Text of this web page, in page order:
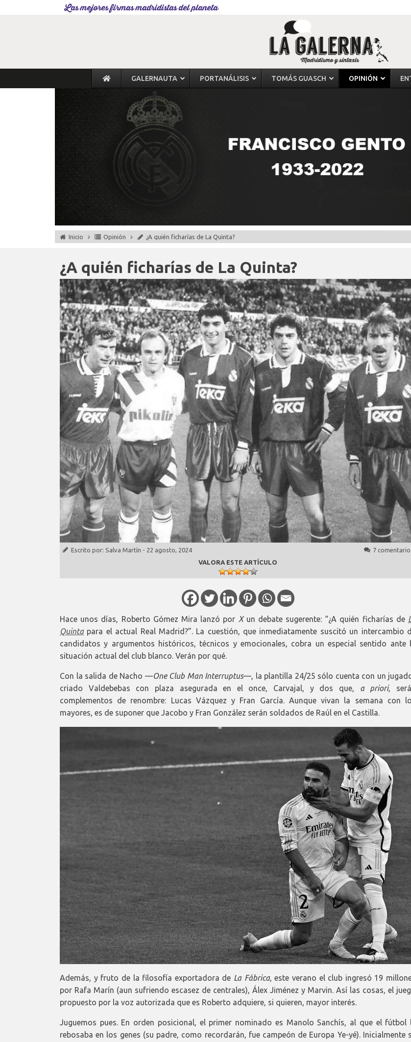
Las mejores firmas madridistas del planeta
GALERNAUTA PORTANÁLISIS TOMÁS GUASCH OPINIÓN
Inicio Opinión ¿A quién ficharías de La Quinta?
¿A quién ficharías de La Quinta?
Escrito por: Salva Martín - 22 agosto, 2024
7
VALORA ESTE ARTÍCULO
Hace unos días, Roberto Gómez Mira lanzó por Xun debate sugerente: “¿A quién ficharías de
Quintapara el actual Real Madrid?”. La cuestión, que inmediatamente suscitó un intercambio
candidatos y argumentos históricos, técnicos y emocionales, cobra un especial sentido ante
situación actual del club blanco. Verán por qué.
Con la salida de Nacho —One Club Man Interruptus—, la plantilla 24/25 sólo cuenta con un
criado Valdebebas con plaza asegurada en el once, Carvajal, y dos que, a priori,
complementos de renombre: Lucas Vázquez y Fran García. Aunque vivan la semana con
mayores, es de suponer que Jacobo y Fran González serán soldados de Raúl en el Castilla.
Además, y fruto de la filosofía exportadora de La Fábrica, este verano el club ingresó 19
por Rafa Marín (aun sufriendo escasez de centrales), Álex Jiménez y Marvin. Así las cosas, el
propuesto por la voz autorizada que es Roberto adquiere, si quieren, mayor interés.
Juguemos pues. En orden posicional, el primer nominado es Manolo Sanchís, al que el fútbol
rebosaba en los genes (su padre, como recordarán, fue campeón de Europa Ye-yé). Inicialmente